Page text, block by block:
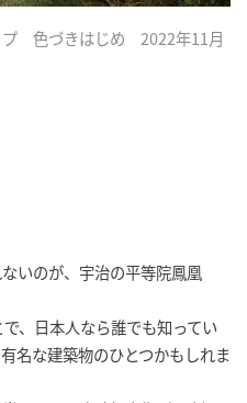
プ 色づきはじめ 2022年11月
いのが、宇治の平等院鳳凰
、日本人なら誰でも知ってい
名な建築物のひとつかもしれま